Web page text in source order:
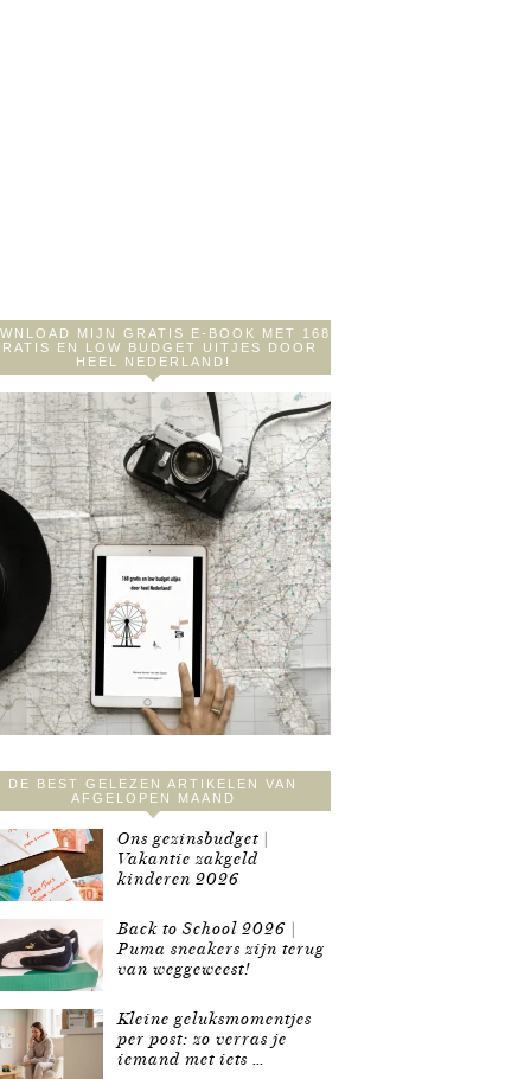
MIJN GRATIS E-BOOK MET 168
EN LOW BUDGET UITJES DOOR
HEEL NEDERLAND!
DE BEST GELEZEN ARTIKELEN VAN
AFGELOPEN MAAND
Ons gezinsbudget |
Vakantie zakgeld
kinderen 2026
Back to School 2026 |
Puma sneakers zijn terug
van weggeweest!
Kleine geluksmomentjes
per post: zo verras je
iemand met iets …